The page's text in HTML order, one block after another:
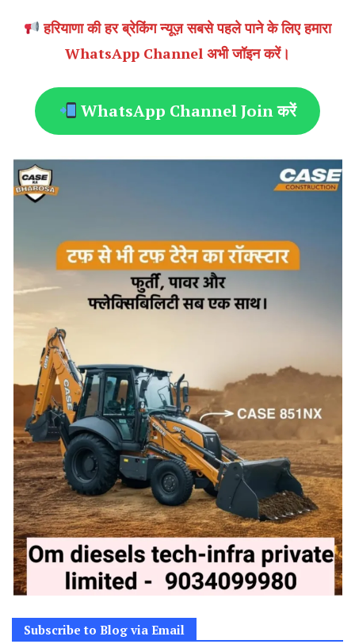
हरियाणा की हर ब्रेकिंग न्यूज़ सबसे पहले पाने के लिए हमारा
WhatsApp Channel अभी जॉइन करें।
WhatsApp Channel Join करें
Subscribe to Blog via Email